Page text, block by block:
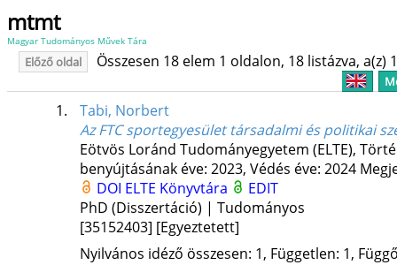
mtmt
Magyar Tudományos Művek Tára
Előző oldal Összesen 18 elem 1 oldalon, 18 listázva, a(z)
1.
Tabi, Norbert
Az FTC sportegyesület társadalmi és politikai
Eötvös Loránd Tudományegyetem (ELTE),
benyújtásának éve: 2023, Védés éve: 2024
DOI ELTE Könyvtára
EDIT
PhD (Disszertáció) | Tudományos
[35152403] [Egyeztetett]
Nyilvános idéző összesen: 1, Független: 1,